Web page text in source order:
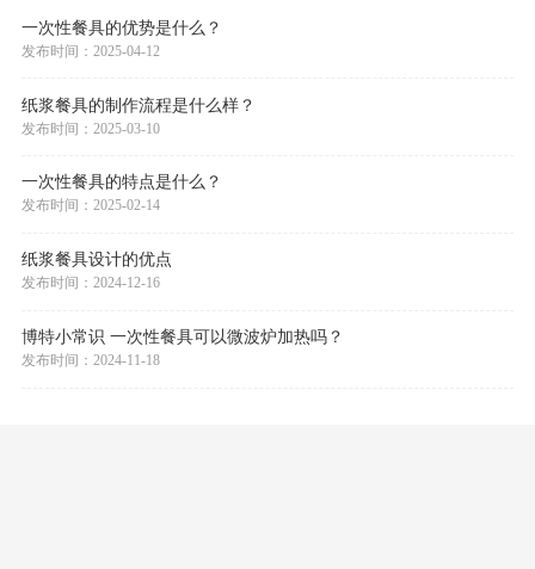
一次性餐具的优势是什么？
发布时间：2025-04-12
纸浆餐具的制作流程是什么样？
发布时间：2025-03-10
一次性餐具的特点是什么？
发布时间：2025-02-14
纸浆餐具设计的优点
发布时间：2024-12-16
博特小常识 一次性餐具可以微波炉加热吗？
发布时间：2024-11-18